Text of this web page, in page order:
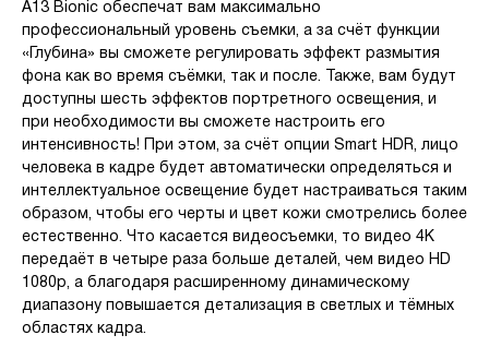
A13 Bionic обеспечат вам максимально
профессиональный уровень съемки, а за счёт функции
«Глубина» вы сможете регулировать эффект размытия
фона как во время съёмки, так и после. Также, вам будут
доступны шесть эффектов портретного освещения, и
при необходимости вы сможете настроить его
интенсивность! При этом, за счёт опции Smart HDR, лицо
человека в кадре будет автоматически определяться и
интеллектуальное освещение будет настраиваться таким
образом, чтобы его черты и цвет кожи смотрелись более
естественно. Что касается видеосъемки, то видео 4К
передаёт в четыре раза больше деталей, чем видео HD
1080p, а благодаря расширенному динамическому
диапазону повышается детализация в светлых и тёмных
областях кадра.